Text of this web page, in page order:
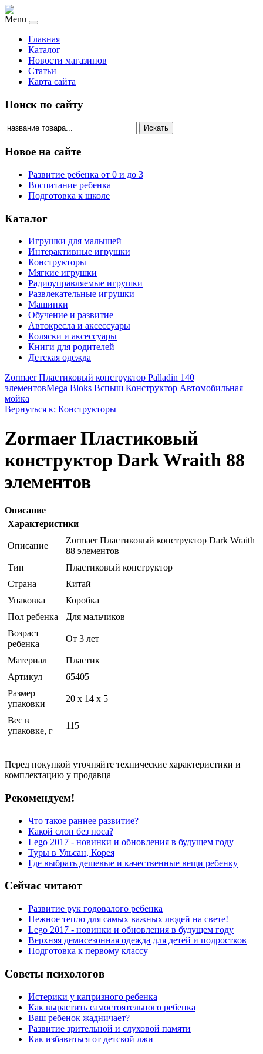
Menu
Главная
Каталог
Новости магазинов
Статьи
Карта сайта
Поиск по сайту
Искать
Новое на сайте
Развитие ребенка от 0 и до 3
Воспитание ребенка
Подготовка к школе
Каталог
Игрушки для малышей
Интерактивные игрушки
Конструкторы
Мягкие игрушки
Радиоуправляемые игрушки
Развлекательные игрушки
Машинки
Обучение и развитие
Автокресла и аксессуары
Коляски и аксессуары
Книги для родителей
Детская одежда
Zormaer Пластиковый конструктор Palladin 140
элементовMega Bloks Вспыш Конструктор Автомобильная
мойка
Вернуться к: Конструкторы
Zormaer Пластиковый
конструктор Dark Wraith 88
элементов
Описание
Характеристики
Описание
Zormaer Пластиковый конструктор Dark Wraith
88 элементов
Тип
Пластиковый конструктор
Страна
Китай
Упаковка
Коробка
Пол ребенка
Для мальчиков
Возраст
ребенка
От 3 лет
Материал
Пластик
Артикул
65405
Размер
упаковки
20 x 14 x 5
Вес в
упаковке, г
115
Перед покупкой уточняйте технические характеристики и
комплектацию у продавца
Рекомендуем!
Что такое раннее развитие?
Какой слон без носа?
Lego 2017 - новинки и обновления в будущем году
Туры в Ульсан, Корея
Где выбрать дешевые и качественные вещи ребенку
Сейчас читают
Развитие рук годовалого ребенка
Нежное тепло для самых важных людей на свете!
Lego 2017 - новинки и обновления в будущем году
Верхняя демисезонная одежда для детей и подростков
Подготовка к первому классу
Советы психологов
Истерики у капризного ребенка
Как вырастить самостоятельного ребенка
Ваш ребенок жадничает?
Развитие зрительной и слуховой памяти
Как избавиться от детской лжи